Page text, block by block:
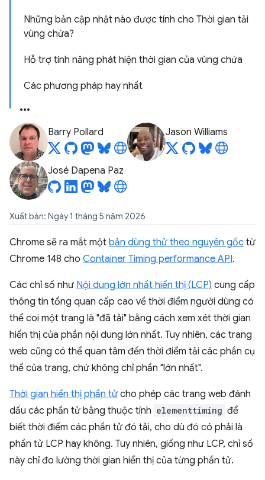
Những bản cập nhật nào được tính cho Thời gian tải
vùng chứa?
Hỗ trợ tính năng phát hiện thời gian của vùng chứa
Các phương pháp hay nhất
Barry Pollard Jason Williams
José Dapena Paz
Xuất bản: Ngày 1 tháng 5 năm 2026
Chrome sẽ ra mắt một bản dùng thử theo nguyên gốc từ
Chrome 148 cho Container Timing performance API.
Các chỉ số như Nội dung lớn nhất hiển thị (LCP) cung cấp
thông tin tổng quan cấp cao về thời điểm người dùng có
thể coi một trang là "đã tải" bằng cách xem xét thời gian
hiển thị của phần nội dung lớn nhất. Tuy nhiên, các trang
web cũng có thể quan tâm đến thời điểm tải các phần cụ
thể của trang, chứ không chỉ phần "lớn nhất".
Thời gian hiển thị phần tử cho phép các trang web đánh
dấu các phần tử bằng thuộc tính elementtiming để
biết thời điểm các phần tử đó tải, cho dù đó có phải là
phần tử LCP hay không. Tuy nhiên, giống như LCP, chỉ số
này chỉ đo lường thời gian hiển thị của từng phần tử.